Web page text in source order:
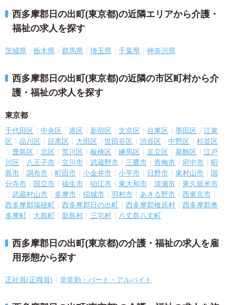
西多摩郡日の出町(東京都)の近隣エリアから介護・
福祉の求人を探す
茨城県 栃木県 群馬県 埼玉県 千葉県 神奈川県
西多摩郡日の出町(東京都)の近隣の市区町村から介
護・福祉の求人を探す
東京都
千代田区 中央区 港区 新宿区 文京区 台東区 墨田区
江東
区
品川区 目黒区 大田区 世田谷区 渋谷区 中野区
杉並区
豊島区
北区 荒川区 板橋区 練馬区 足立区 葛飾区
江戸
川区
八王子市 立川市 武蔵野市 三鷹市 青梅市 府中市
昭
島市
調布市 町田市 小金井市 小平市 日野市 東村山市
国
分寺市
国立市 福生市 狛江市 東大和市 清瀬市
東久留米市
武蔵村山市
多摩市 稲城市 羽村市 あきる野市
西東京市
西多摩郡瑞穂町
西多摩郡日の出町 西多摩郡檜原村
西多摩郡奥
多摩町
大島町 新島村 三宅村 八丈島八丈町
西多摩郡日の出町(東京都)の介護・福祉の求人を雇
用形態から探す
正社員(正職員) 非常勤・パート・アルバイト